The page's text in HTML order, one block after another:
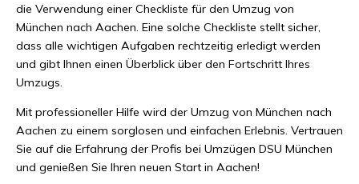
die Verwendung einer Checkliste für den Umzug von
München nach Aachen. Eine solche Checkliste stellt sicher,
dass alle wichtigen Aufgaben rechtzeitig erledigt werden
und gibt Ihnen einen Überblick über den Fortschritt Ihres
Umzugs.
Mit professioneller Hilfe wird der Umzug von München nach
Aachen zu einem sorglosen und einfachen Erlebnis. Vertrauen
Sie auf die Erfahrung der Profis bei Umzügen DSU München
und genießen Sie Ihren neuen Start in Aachen!